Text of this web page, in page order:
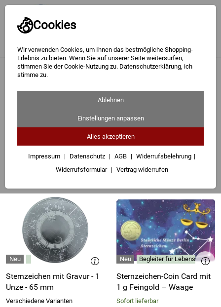
Cookies
Wir verwenden Cookies, um Ihnen das bestmögliche Shopping-
Erlebnis zu bieten. Wenn Sie auf unserer Seite weitersurfen,
stimmen Sie der Cookie-Nutzung zu. Datenschutzerklärung, ich
stimme zu.
Ablehnen
Einstellungen anpassen
Alles akzeptieren
Impressum Datenschutz AGB
Widerrufsbelehrung
Widerrufsformular
Vertrag widerrufen
Gold
Silber
Geschenke
Besuchen Sie uns
Karriere
Gold
Seite 2 - Gold 999,9 Feingold
Sternzeichen in 999,9 Gold Gold Quadriga AU 999,9
Sternzeichen mit Gravur - 1
Unze - 65 mm
Verschiedene Varianten
Begleiter für Lebensphasen,
Sternzeichen-Coin Card mit
1 g Feingold – Waage
Sofort lieferbar